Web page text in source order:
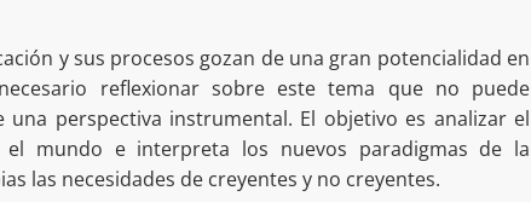
y sus procesos gozan de una gran potencialidad en
reflexionar sobre este tema que no puede
una perspectiva instrumental. El objetivo es analizar el
mundo e interpreta los nuevos paradigmas de la
las necesidades de creyentes y no creyentes.